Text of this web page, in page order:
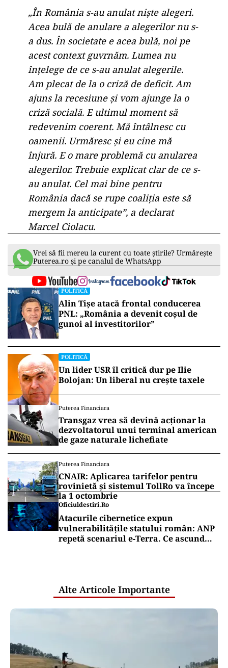
„În România s-au anulat niște alegeri.
Acea bulă de anulare a alegerilor nu s-
a dus. În societate e acea bulă, noi pe
acest context guvrnăm. Lumea nu
înțelege de ce s-au anulat alegerile.
Am plecat de la o criză de deficit. Am
ajuns la recesiune și vom ajunge la o
criză socială. E ultimul moment să
redevenim coerent. Mă întâlnesc cu
oamenii. Urmăresc și eu cine mă
înjură. E o mare problemă cu anularea
alegerilor. Trebuie explicat clar de ce s-
au anulat. Cel mai bine pentru
România dacă se rupe coaliția este să
mergem la anticipate”, a declarat
Marcel Ciolacu.
Vrei să fii mereu la curent cu toate știrile? Urmărește
Puterea.ro și pe canalul de WhatsApp
POLITICĂ
Alin Tișe atacă frontal conducerea
PNL: „România a devenit coșul de
gunoi al investitorilor”
POLITICĂ
Un lider USR îl critică dur pe Ilie
Bolojan: Un liberal nu crește taxele
Puterea Financiara
Transgaz vrea să devină acționar la
dezvoltatorul unui terminal american
de gaze naturale lichefiate
Puterea Financiara
CNAIR: Aplicarea tarifelor pentru
rovinietă și sistemul TollRo va începe
la 1 octombrie
Oficiuldestiri.ro
Atacurile cibernetice expun
vulnerabilitățile statului român: ANP
repetă scenariul e‑Terra. Ce ascund
Alte Articole Importante